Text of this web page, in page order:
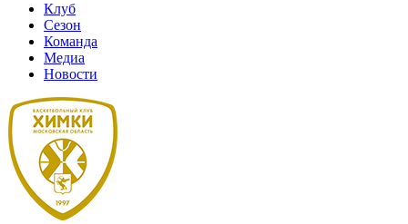
Клуб
Сезон
Команда
Медиа
Новости